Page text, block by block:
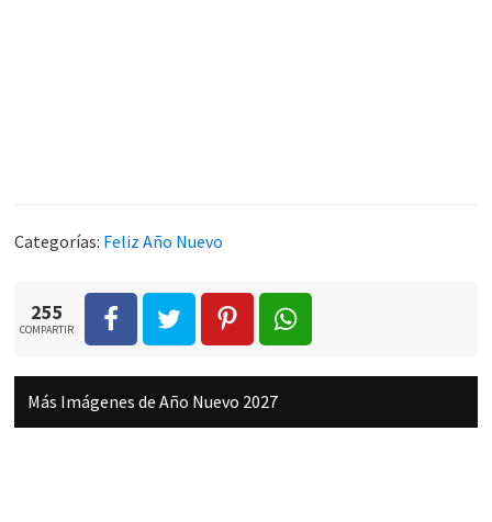
Categorías: Feliz Año Nuevo
255
COMPARTIR
Más Imágenes de Año Nuevo 2027